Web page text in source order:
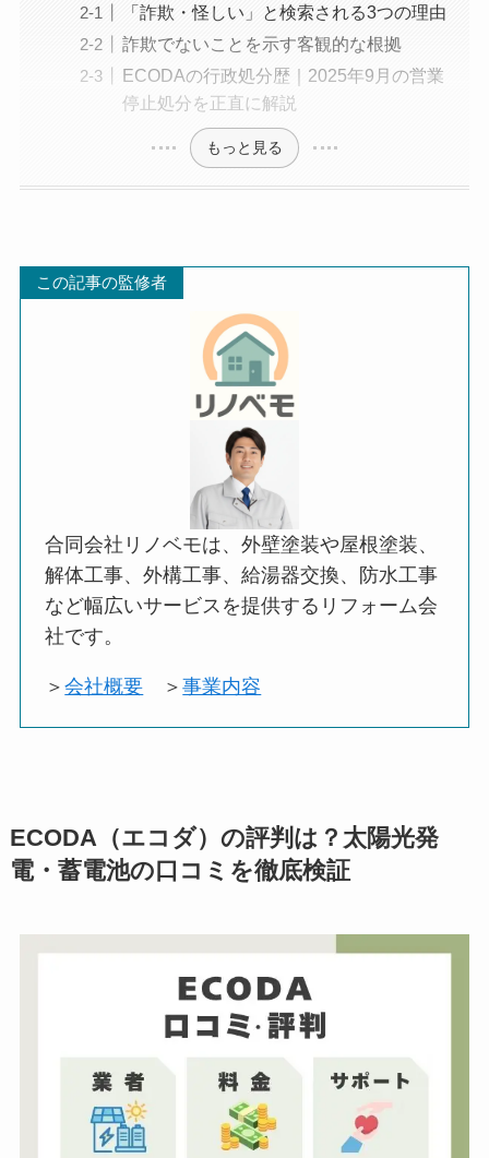
「詐欺・怪しい」と検索される3つの理由
詐欺でないことを示す客観的な根拠
ECODAの行政処分歴｜2025年9月の営業
停止処分を正直に解説
もっと見る
この記事の監修者
合同会社リノベモは、外壁塗装や屋根塗装、
解体工事、外構工事、給湯器交換、防水工事
など幅広いサービスを提供するリフォーム会
社です。
＞会社概要 ＞事業内容
ECODA（エコダ）の評判は？太陽光発
電・蓄電池の口コミを徹底検証